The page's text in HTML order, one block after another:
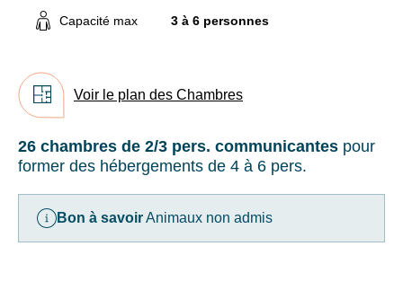
20/12/25
Supplément
court
séjour
20€/nuit
et
adulte
pour
Capacité max 3 à 6 personnes
Voir le plan des Chambres
26 chambres de 2/3 pers. communicantes pour
former des hébergements de 4 à 6 pers.
Bon à savoirAnimaux non admis
VTF.
Vous
désinscrire
à
tout
à
l’aide
liens
de
désinscription